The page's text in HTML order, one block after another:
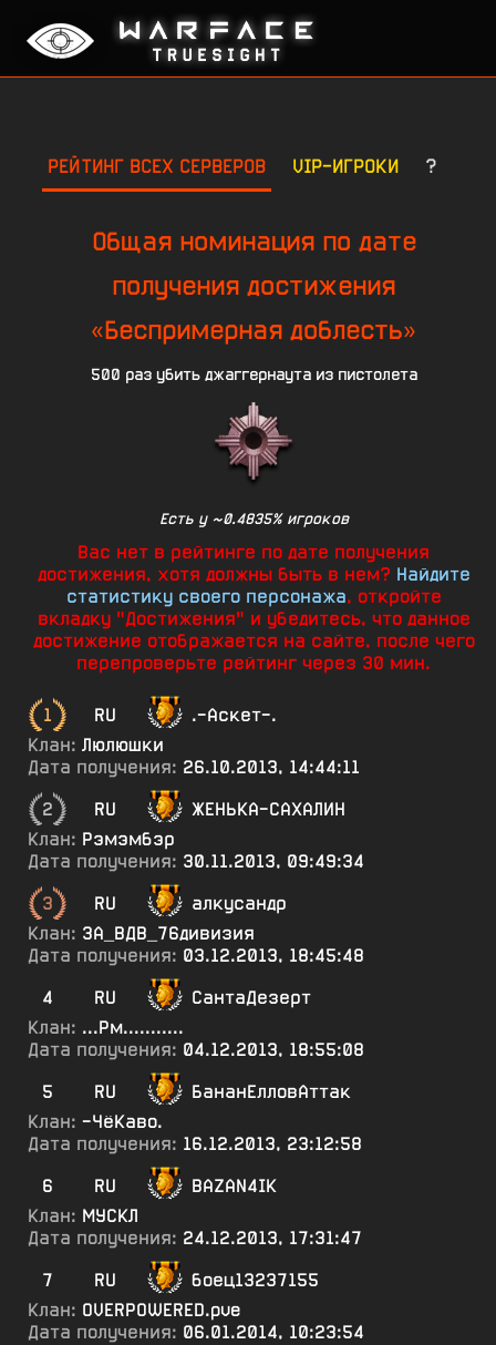
РЕЙТИНГ ВСЕХ СЕРВЕРОВ VIP-ИГРОКИ ?
Общая номинация по дате
получения достижения
«Беспримерная доблесть»
500 раз убить джаггернаута из пистолета
Есть у ~0.4835% игроков
Вас нет в рейтинге по дате получения
достижения, хотя должны быть в нем? Найдите
статистику своего персонажа, откройте
вкладку "Достижения" и убедитесь, что данное
достижение отображается на сайте, после чего
перепроверьте рейтинг через 30 мин.
1 RU
.-Аскет-.
Клан: Люлюшки
Дата получения: 26.10.2013, 14:44:11
2
RU
ЖЕНЬКА-САХАЛИН
Клан: Рэмэмбэр
Дата получения: 30.11.2013, 09:49:34
3
RU
алкусандр
Клан: ЗА_ВДВ_76дивизия
Дата получения: 03.12.2013, 18:45:48
4
RU
СантаДезерт
Клан: ...Рм...........
Дата получения: 04.12.2013, 18:55:08
5
RU
БананЕлловАттак
Клан: -ЧёКаво.
Дата получения: 16.12.2013, 23:12:58
6
RU
BAZAN4IK
Клан: МУСКЛ
Дата получения: 24.12.2013, 17:31:47
7
RU
боец13237155
Клан: OVERPOWERED.pve
Дата получения: 06.01.2014, 10:23:54